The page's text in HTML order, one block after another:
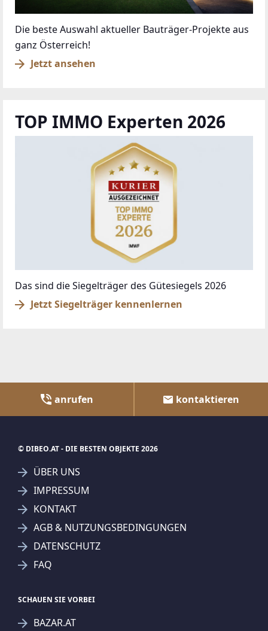
Die beste Auswahl aktueller Bauträger-Projekte aus
ganz Österreich!
Jetzt ansehen
TOP IMMO Experten 2026
Das sind die Siegelträger des Gütesiegels 2026
Jetzt Siegelträger kennenlernen
anrufen kontaktieren
© DIBEO.AT - DIE BESTEN OBJEKTE 2026
ÜBER UNS
IMPRESSUM
KONTAKT
AGB & NUTZUNGSBEDINGUNGEN
DATENSCHUTZ
FAQ
SCHAUEN SIE VORBEI
BAZAR.AT